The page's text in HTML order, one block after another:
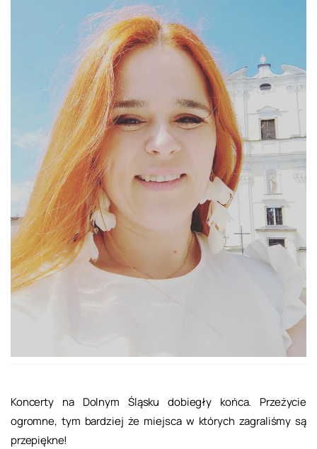
Koncerty na Dolnym Śląsku dobiegły końca. Przeżycie
ogromne, tym bardziej że miejsca w których zagraliśmy są
przepiękne!